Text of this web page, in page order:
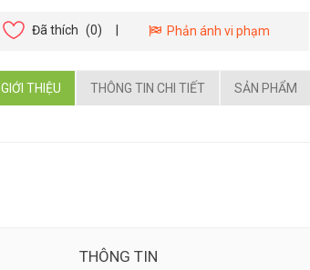
Đã thích (0) Phản ánh vi phạm
GIỚI THIỆU THÔNG TIN CHI TIẾT SẢN PHẨM
THÔNG TIN